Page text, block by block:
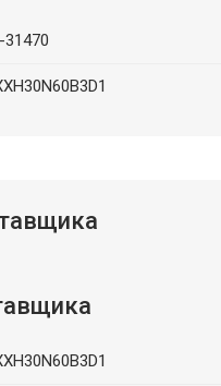
31470